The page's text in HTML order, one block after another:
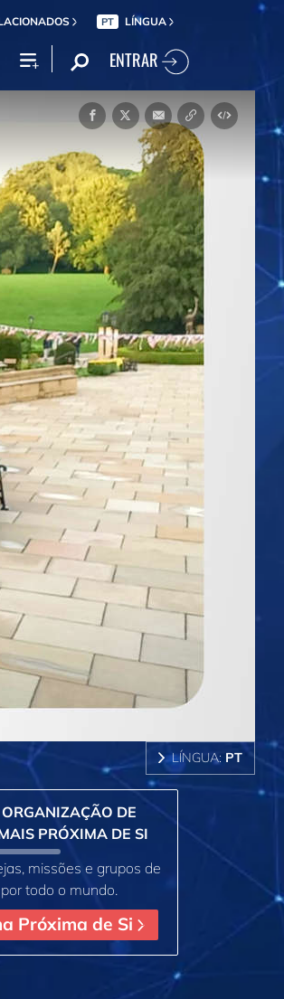
PT LÍNGUA
ENTRAR
LÍNGUA: PT
DE
PRÓXIMA DE SI
missões e grupos de
todo o mundo.
Próxima de Si